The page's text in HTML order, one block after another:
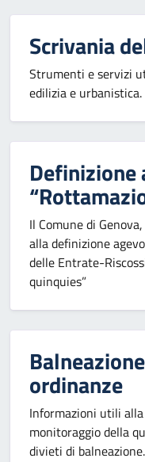
Scrivania
Strumenti e servizi
edilizia e urbanistica.
Definizione
Il Comune di
alla definizione
delle Entrate-
quinquies”
ordinanze
Informazioni utili
monitoraggio della
divieti di balneazione.